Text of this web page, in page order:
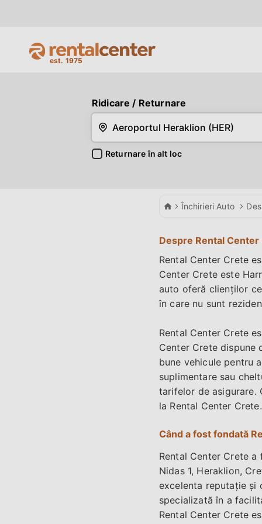
Ridicare/ Returnare
Returnare în alt loc
Car Hire
Închirieri Auto
Despre Rental Center
Rental Center Crete
Center Crete este
auto oferă clienților
în care nu sunt
Rental Center Crete
Center Crete dispune
bune vehicule pentru
suplimentare sau
tarifelor de asigurare.
la Rental Center Crete.
Când a fost fondată
Rental Center Crete
Nidas 1, Heraklion,
excelenta reputație și
specializată în a
Rental Center Crete